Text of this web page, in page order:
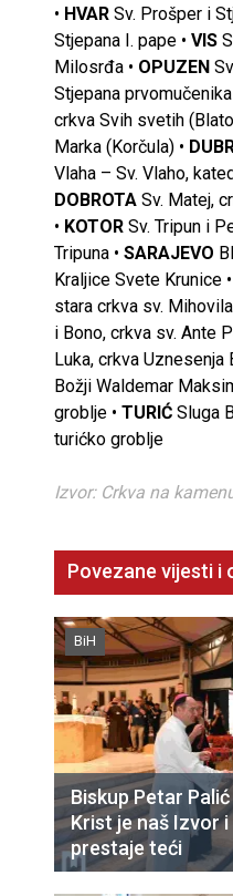
• HVAR Sv. Prošper i
Stjepana I. pape • VIS
Milosrđa • OPUZEN
Stjepana prvomučenika
crkva Svih svetih
Marka (Korčula) •
Vlaha – Sv. Vlaho,
DOBROTA Sv. Matej,
• KOTOR Sv. Tripun i
Tripuna • SARAJEVO
Kraljice Svete Krunice •
stara crkva sv. Mihovila
i Bono, crkva sv. Ante
Luka, crkva Uznesenja
Božji Waldemar
groblje • TURIĆ Sluga
turićko groblje
Izvor: Crkva na
Povezane vijesti i
BiH
Biskup Petar
Krist je naš Izvor
prestaje teći